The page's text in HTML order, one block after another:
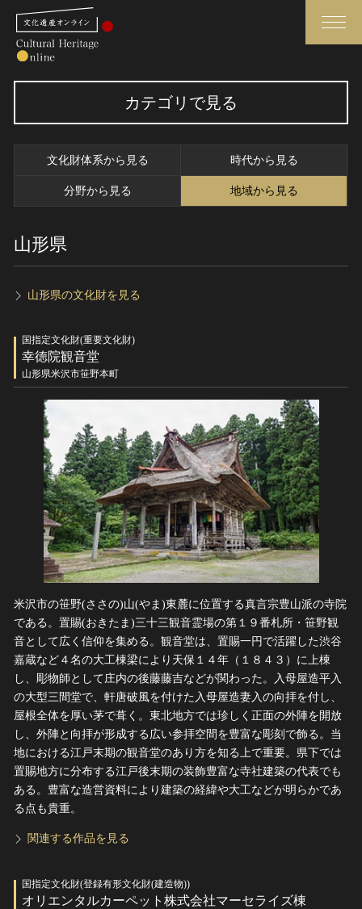
さらに詳細検索
トップ
作品一覧
カテゴリで見る
全国の美術館・博物館
世界遺産
無形文化遺産
動画で見る無形の文化財
博物館、美術館の皆さまへ
関連サイトリンク
サイトマップ
サイトのご意見はこちら
文化遺産データベース
国指定文化財等データベース
カテゴリで見る
文化財体系から見る 時代から見る
分野から見る 地域から見る
山形県
山形県の文化財を見る
国指定文化財(重要文化財)
幸徳院観音堂
山形県米沢市笹野本町
米沢市の笹野(ささの)山(やま)東麓に位置する真言宗豊山派の寺院
である。置賜(おきたま)三十三観音霊場の第１９番札所・笹野観
音として広く信仰を集める。観音堂は、置賜一円で活躍した渋谷
嘉蔵など４名の大工棟梁により天保１４年（１８４３）に上棟
し、彫物師として庄内の後藤藤吉などが関わった。入母屋造平入
の大型三間堂で、軒唐破風を付けた入母屋造妻入の向拝を付し、
屋根全体を厚い茅で葺く。東北地方では珍しく正面の外陣を開放
し、外陣と向拝が形成する広い参拝空間を豊富な彫刻で飾る。当
地における江戸末期の観音堂のあり方を知る上で重要。県下では
置賜地方に分布する江戸後末期の装飾豊富な寺社建築の代表でも
ある。豊富な造営資料により建築の経緯や大工などが明らかであ
る点も貴重。
関連する作品を見る
国指定文化財(登録有形文化財(建造物))
オリエンタルカーペット株式会社マーセライズ棟